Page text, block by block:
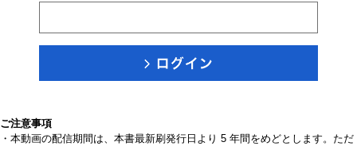
ご注意事項
・本動画の配信期間は、本書最新刷発行日より 5 年間をめどとします。ただ